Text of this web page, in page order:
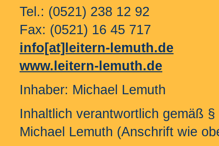
Tel.: (0521) 238 12 92
Fax: (0521) 16 45 717
info[at]leitern-lemuth.de
www.leitern-lemuth.de
Inhaber: Michael Lemuth
Inhaltlich verantwortlich gemäß §
Michael Lemuth (Anschrift wie